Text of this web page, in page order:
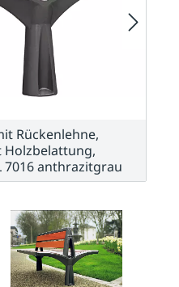
Rückenlehne,
7016 anthrazitgrau